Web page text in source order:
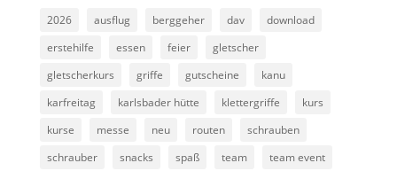
2026 ausflug berggeher dav
download
erstehilfe
essen feier
gletscher
gletscherkurs
griffe gutscheine
kanu
karfreitag
karlsbader hütte klettergriffe
kurs
kurse
messe neu routen
schrauben
schrauber
snacks spaß team
team event